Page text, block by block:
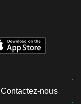
Contactez-nous